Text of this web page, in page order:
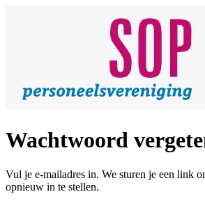
Wachtwoord
Vul je e-mailadres in. We sturen je een link
opnieuw in te stellen.